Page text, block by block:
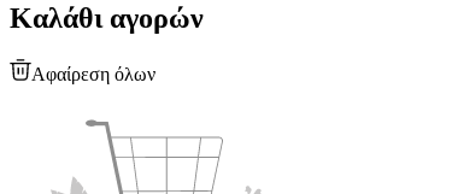
Καλάθι αγορών
Αφαίρεση όλων